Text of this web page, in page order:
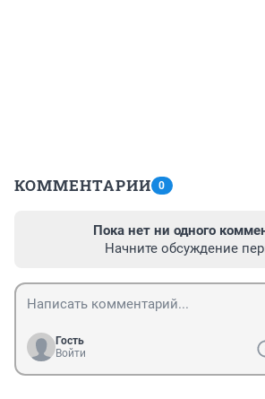
КОММЕНТАРИИ 0
Пока нет ни одного
Начните обсуждение
Гость
Войти